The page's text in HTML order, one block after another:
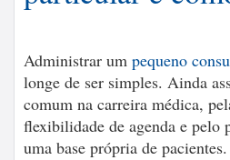
Administrar um pequeno
longe de ser simples. Ainda
comum na carreira médica,
flexibilidade de agenda e pelo
uma base própria de pacientes.